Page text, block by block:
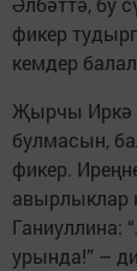
фикер
кемдер
Җырчы Иркә
булмасын,
фикер.
авырлыклар
Ганиуллина:
урында!” –